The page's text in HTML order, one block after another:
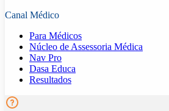
Canal Médico
Para Médicos
Núcleo de Assessoria Médica
Nav Pro
Dasa Educa
Resultados